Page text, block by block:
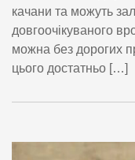
качани та можуть
довгоочікуваного
можна без дорогих
цього достатньо […]